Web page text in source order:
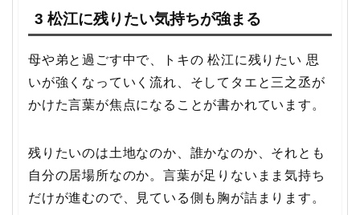
3 松江に残りたい気持ちが強まる
母や弟と過ごす中で、トキの 松江に残りたい 思
いが強くなっていく流れ、そしてタエと三之丞が
かけた言葉が焦点になることが書かれています。
残りたいのは土地なのか、誰かなのか、それとも
自分の居場所なのか。言葉が足りないまま気持ち
だけが進むので、見ている側も胸が詰まります。